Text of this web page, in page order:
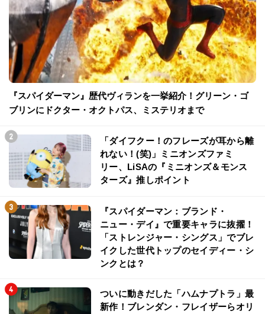
『スパイダーマン』歴代ヴィランを一挙紹介！グリーン・ゴ
ブリンにドクター・オクトパス、ミステリオまで
「ダイフクー！のフレーズが耳から離
れない！(笑)」ミニオンズファミ
リー、LiSAの『ミニオンズ＆モンス
ターズ』推しポイント
『スパイダーマン：ブランド・
ニュー・デイ』で重要キャラに抜擢！
「ストレンジャー・シングス」でブレ
イクした世代トップのセイディー・シ
ンクとは？
ついに動きだした「ハムナプトラ」最
新作！ブレンダン・フレイザーらオリ